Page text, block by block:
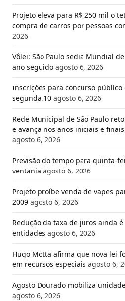
Projeto eleva para R$ 250 mil o
compra de carros por pessoas
2026
Vôlei: São Paulo sedia Mundial
ano seguido agosto 6, 2026
Inscrições para concurso público
segunda,10 agosto 6, 2026
Rede Municipal de São Paulo
e avança nos anos iniciais e
agosto 6, 2026
Previsão do tempo para quinta-
ventania agosto 6, 2026
Projeto proíbe venda de vapes
2009 agosto 6, 2026
Redução da taxa de juros ainda
entidades agosto 6, 2026
Hugo Motta afirma que nova lei
em recursos especiais agosto 6,
Agosto Dourado mobiliza
agosto 6, 2026